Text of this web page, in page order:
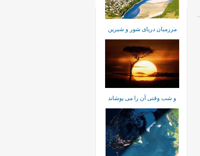
مرزميان دريای شور و شيرين
و شب وقتی آن را می پوشاند